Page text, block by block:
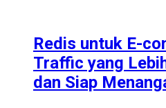
Redis untuk E-
Traffic yang
dan Siap